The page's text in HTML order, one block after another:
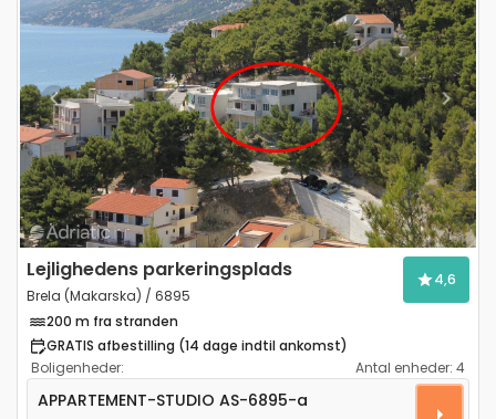
Previous Next
Lejlighedens parkeringsplads
Brela (Makarska) / 6895
4,6
200 m fra stranden
GRATIS afbestilling (14 dage indtil ankomst)
Boligenheder:
Antal enheder: 4
Studielejlighed Brela, Makarska AS-6895-a
APPARTEMENT-STUDIO AS-6895-a